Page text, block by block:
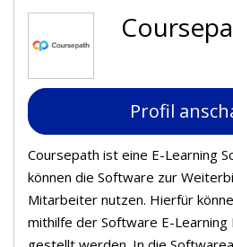
Profil
Coursepath ist eine E-Learning
können die Software zur
Mitarbeiter nutzen. Hierfür
mithilfe der Software E-Learning